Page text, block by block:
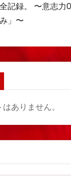
記録。 〜意志力
」〜
ありません。